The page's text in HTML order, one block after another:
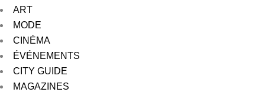
ART
MODE
CINÉMA
ÉVÉNEMENTS
CITY GUIDE
MAGAZINES